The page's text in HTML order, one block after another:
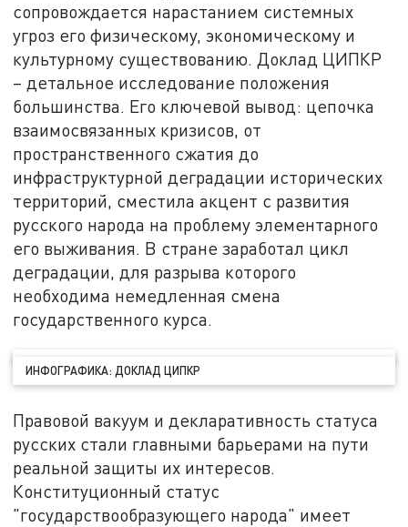
сопровождается нарастанием системных
угроз его физическому, экономическому и
культурному существованию. Доклад ЦИПКР
– детальное исследование положения
большинства. Его ключевой вывод: цепочка
взаимосвязанных кризисов, от
пространственного сжатия до
инфраструктурной деградации исторических
территорий, сместила акцент с развития
русского народа на проблему элементарного
его выживания. В стране заработал цикл
деградации, для разрыва которого
необходима немедленная смена
государственного курса.
ИНФОГРАФИКА: ДОКЛАД ЦИПКР
Правовой вакуум и декларативность статуса
русских стали главными барьерами на пути
реальной защиты их интересов.
Конституционный статус
"государствообразующего народа" имеет